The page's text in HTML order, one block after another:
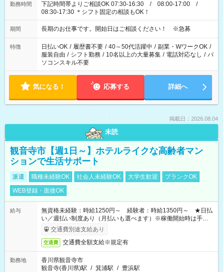
勤務時間
下記時間帯よりご相談OK 07:30-16:30 / 08:00-17:00 /
08:30-17:30 ＊シフト固定の相談もOK！
期間 長期のお仕事です。開始日はご相談ください！ ※急募
特徴 日払いOK / 履歴書不要 / 40～50代活躍中 / 副業・WワークOK /
服装自由 / シフト勤務 / 10名以上の大量募集 / 電話対応なし / パ
ソコンスキル不要
気になる！ 応募する 詳細へ
掲載日：2026.08.04
未読
観音寺市【週1日～】ホテルライクな高齢者マン
ションで生活サポート
派遣 職種未経験OK 社会人未経験OK 大学生歓迎
ブランクOK
WEB登録・面接OK
給与
無資格未経験：時給1250円～ 経験者：時給1350円～ ★日払
い／週払い制度あり（月払いも選べます）※稼働開始時は手続き
完了次第のお支払いとなります。
交通費別途支給あり
交通費 交通費全額支給※規定有
勤務地
香川県観音寺市
観音寺(香川県)駅 / 箕浦駅 / 豊浜駅